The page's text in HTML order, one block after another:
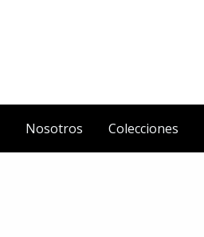
Nosotros Colecciones